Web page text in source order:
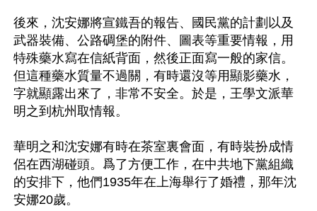
後來，沈安娜將宣鐵吾的報告、國民黨的計劃以及
武器裝備、公路碉堡的附件、圖表等重要情報，用
特殊藥水寫在信紙背面，然後正面寫一般的家信。
但這種藥水質量不過關，有時還沒等用顯影藥水，
字就顯露出來了，非常不安全。於是，王學文派華
明之到杭州取情報。
華明之和沈安娜有時在茶室裏會面，有時裝扮成情
侶在西湖碰頭。爲了方便工作，在中共地下黨組織
的安排下，他們1935年在上海舉行了婚禮，那年沈
安娜20歲。